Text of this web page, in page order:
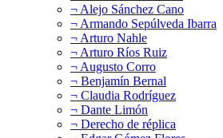
¬ Alejo Sánchez Cano
¬ Armando Sepúlveda Ibarra
¬ Arturo Nahle
¬ Arturo Ríos Ruiz
¬ Augusto Corro
¬ Benjamín Bernal
¬ Claudia Rodríguez
¬ Dante Limón
¬ Derecho de réplica